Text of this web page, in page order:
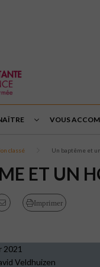
VOUS
classé Un baptême et
ET UN
Imprimer
2021
Veldhuizen